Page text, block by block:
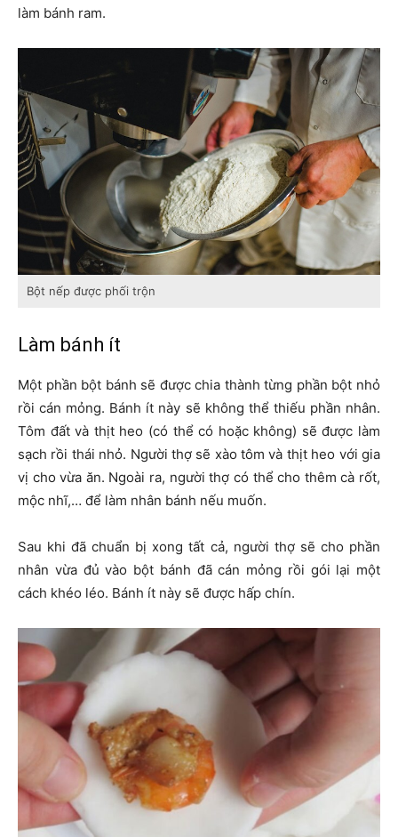
làm bánh ram.
Bột nếp được phối trộn
Làm bánh ít
Một phần bột bánh sẽ được chia thành từng phần bột nhỏ
rồi cán mỏng. Bánh ít này sẽ không thể thiếu phần nhân.
Tôm đất và thịt heo (có thể có hoặc không) sẽ được làm
sạch rồi thái nhỏ. Người thợ sẽ xào tôm và thịt heo với gia
vị cho vừa ăn. Ngoài ra, người thợ có thể cho thêm cà rốt,
mộc nhĩ,… để làm nhân bánh nếu muốn.
Sau khi đã chuẩn bị xong tất cả, người thợ sẽ cho phần
nhân vừa đủ vào bột bánh đã cán mỏng rồi gói lại một
cách khéo léo. Bánh ít này sẽ được hấp chín.